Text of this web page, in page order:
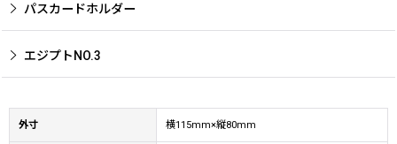
パスカードホルダー
エジプトNO.3
外寸 横115mm×縦80mm